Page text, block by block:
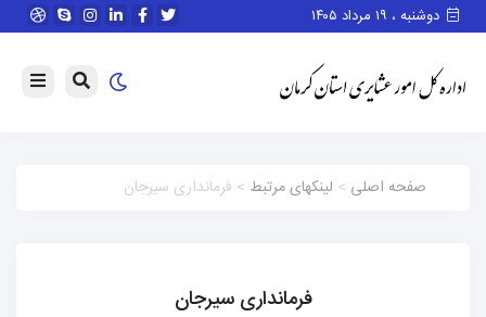
دوشنبه ، ۱۹ مرداد ۱۴۰۵
صفحه اصلی > لینکهای مرتبط > فرمانداری سیرجان
فرمانداری سیرجان